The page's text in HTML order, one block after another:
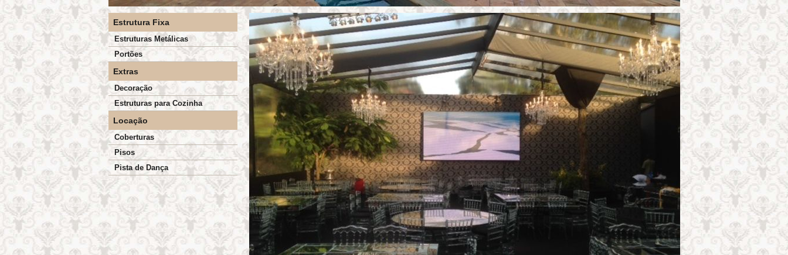
Estrutura Fixa
Estruturas Metálicas
Portões
Extras
Decoração
Estruturas para Cozinha
Locação
Coberturas
Pisos
Pista de Dança